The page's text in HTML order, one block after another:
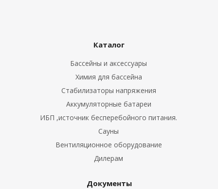
Каталог
Бассейны и аксессуары
Химия для бассейна
Стабилизаторы напряжения
Аккумуляторные батареи
ИБП ,источник бесперебойного питания.
Сауны
Вентиляционное оборудование
Дилерам
Документы